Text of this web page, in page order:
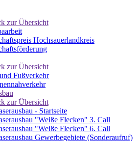
zur Übersicht
Hochsauerlandkreis
zur Übersicht
Fußverkehr
zur Übersicht
- Startseite
"Weiße Flecken" 3. Call
"Weiße Flecken" 6. Call
Gewerbegebiete (Sonderaufruf)